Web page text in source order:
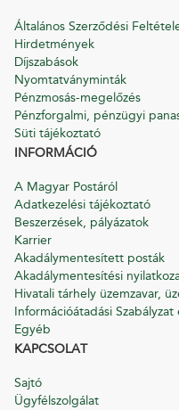
Általános Szerződési
Hirdetmények
Díjszabások
Nyomtatványminták
Pénzmosás-megelőzés
Pénzforgalmi, pénzügyi
Süti tájékoztató
INFORMÁCIÓ
A Magyar Postáról
Adatkezelési tájékoztató
Beszerzések, pályázatok
Karrier
Akadálymentesített posták
Akadálymentesítési
Hivatali tárhely üzemzavar,
Információátadási
Egyéb
KAPCSOLAT
Sajtó
Ügyfélszolgálat